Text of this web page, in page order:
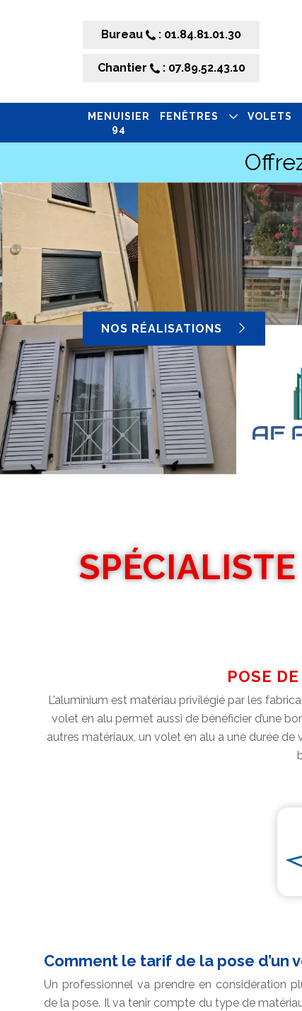
Bureau : 01.84.81.01.30
Chantier : 07.89.52.43.10
MENUISIER
94
FENÊTRES VOLETS
NOS RÉALISATIONS
POSE
L’aluminium est matériau privilégié par les
volet en alu permet aussi de bénéficier d’une
autres matériaux, un volet en alu a une durée
Comment le tarif de la pose d’un
Un professionnel va prendre en considération
de la pose. Il va tenir compte du type de